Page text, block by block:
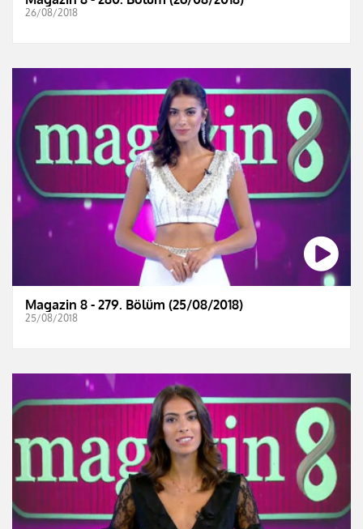
26/08/2018
Magazin 8 - 279. Bölüm (25/08/2018)
25/08/2018